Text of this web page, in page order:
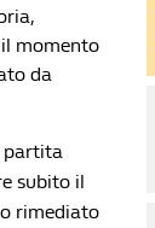
momento
da
partita
subito il
rimediato